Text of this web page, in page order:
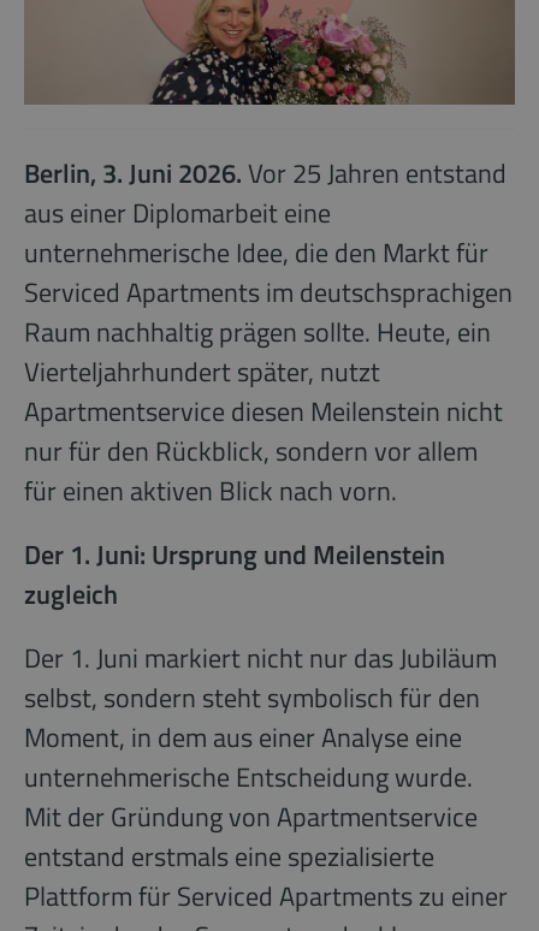
Berlin, 3. Juni 2026.Vor 25 Jahren entstand
aus einer Diplomarbeit eine
unternehmerische Idee, die den Markt für
Serviced Apartments im deutschsprachigen
Raum nachhaltig prägen sollte. Heute, ein
Vierteljahrhundert später, nutzt
Apartmentservice diesen Meilenstein nicht
nur für den Rückblick, sondern vor allem
für einen aktiven Blick nach vorn.
Der 1. Juni: Ursprung und Meilenstein
zugleich
Der 1. Juni markiert nicht nur das Jubiläum
selbst, sondern steht symbolisch für den
Moment, in dem aus einer Analyse eine
unternehmerische Entscheidung wurde.
Mit der Gründung von Apartmentservice
entstand erstmals eine spezialisierte
Plattform für Serviced Apartments zu einer